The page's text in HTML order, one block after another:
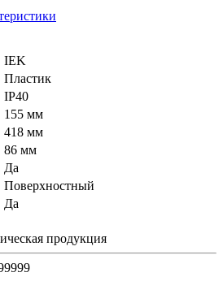
IEK
Пластик
IP40
155 мм
418 мм
86 мм
Да
Поверхностный
Да
продукция